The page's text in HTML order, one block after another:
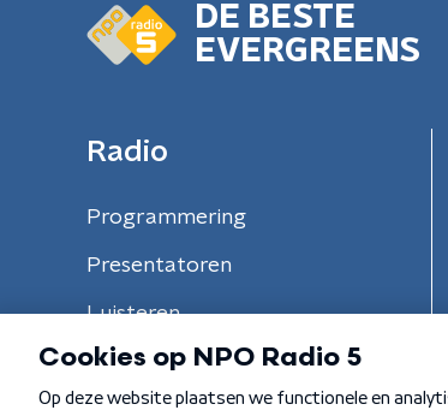
DE BESTE
EVERGREENS
Radio
Programmering
Presentatoren
Luisteren